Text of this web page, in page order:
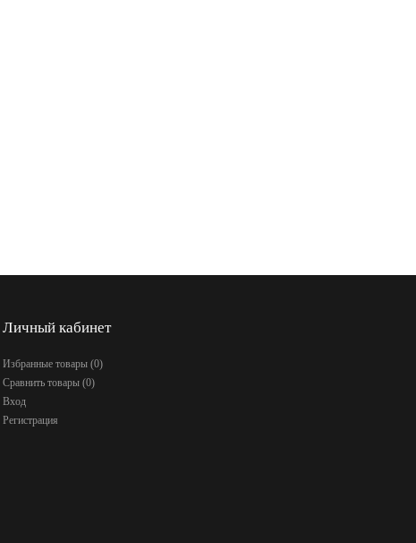
Личный кабинет
Избранные товары (0)
Сравнить товары (0)
Вход
Регистрация